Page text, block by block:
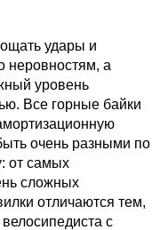
удары и
неровностям, а
уровень
Все горные байки
очень разными по
от самых
сложных
отличаются тем,
с